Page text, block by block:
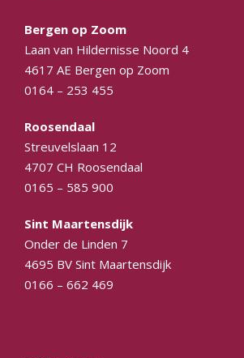
Bergen op Zoom
Laan van Hildernisse Noord 4
4617 AE Bergen op Zoom
0164 – 253 455
Roosendaal
Streuvelslaan 12
4707 CH Roosendaal
0165 – 585 900
Sint Maartensdijk
Onder de Linden 7
4695 BV Sint Maartensdijk
0166 – 662 469